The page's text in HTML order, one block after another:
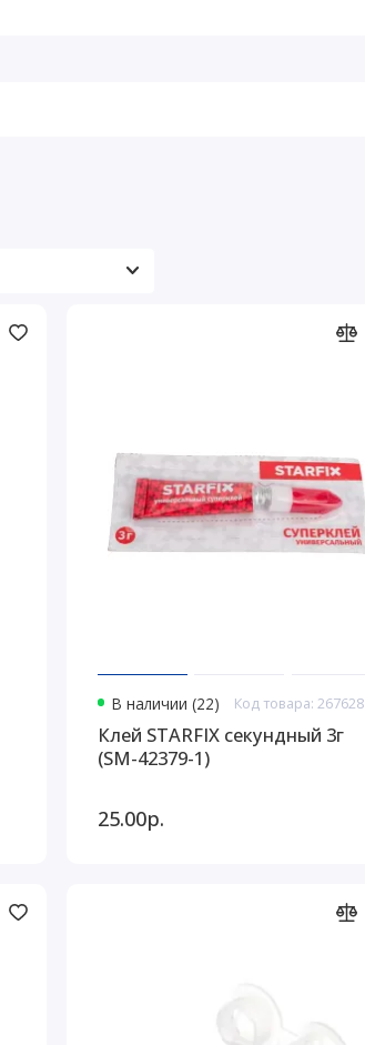
В наличии (22) Код товара: 267628
Клей STARFIX секундный 3г
(SM-42379-1)
25.00р.